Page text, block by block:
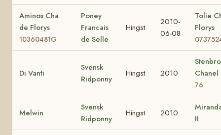
Aminos Cha
de Florys
10360481G
Poney
Francais
de Selle
Hingst
2010-
06-08
Tolie
Florys
Di Vanti
Svensk
Ridponny
Hingst 2010
Chanel
76
Melwin
Svensk
Ridponny
Hingst 2010
II